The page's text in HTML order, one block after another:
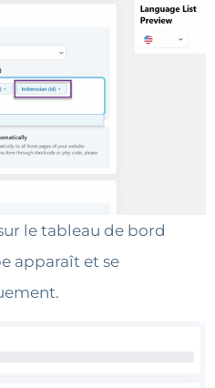
le tableau de bord
apparaît et se